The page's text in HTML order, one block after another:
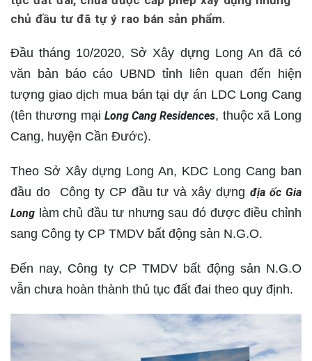
chủ đầu tư đã tự ý rao bán sản phẩm.
Đầu tháng 10/2020, Sở Xây dựng Long An đã có
văn bản báo cáo UBND tỉnh liên quan đến hiện
tượng giao dịch mua bán tại dự án LDC Long Cang
(tên thương mại Long Cang Residences, thuộc xã Long
Cang, huyện Cần Đước).
Theo Sở Xây dựng Long An, KDC Long Cang ban
đầu do Công ty CP đầu tư và xây dựngđịa ốc Gia
Long làm chủ đầu tư nhưng sau đó được điều chỉnh
sang Công ty CP TMDV bất động sản N.G.O.
Đến nay, Công ty CP TMDV bất động sản N.G.O
vẫn chưa hoàn thành thủ tục đất đai theo quy định.